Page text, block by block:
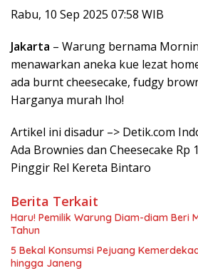
Rabu, 10 Sep 2025 07:58 WIB
Jakarta – Warung bernama
menawarkan aneka kue lezat
ada burnt cheesecake, fudgy
Harganya murah lho!
Artikel ini disadur –> Detik.com
Ada Brownies dan Cheesecake Rp
Pinggir Rel Kereta Bintaro
Berita Terkait
Haru! Pemilik Warung Diam-diam Beri
Tahun
5 Bekal Konsumsi Pejuang
hingga Janeng